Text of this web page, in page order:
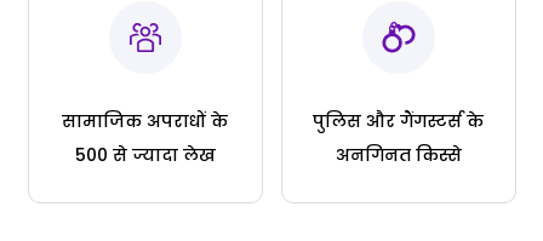
सामाजिक अपराधों के
500 से ज्यादा लेख
पुलिस और गैंगस्टर्स के
अनगिनत किस्से